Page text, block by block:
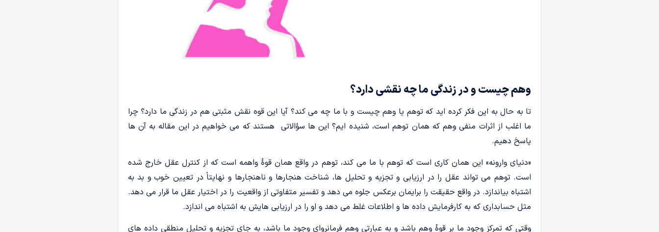
وهم چیست و در زندگی ما چه نقشی دارد؟
تا به حال به این فکر کرده اید که توهم یا وهم چیست و با ما چه می کند؟ آیا این قوه نقش مثبتی هم در زندگی ما دارد؟ چرا
ما اغلب از اثرات منفی وهم که همان توهم است، شنیده ایم؟ این ها سؤالاتی هستند که می خواهیم در این مقاله به آن ها
پاسخ دهیم.
«دنیای وارونه» این همان کاری است که توهم با ما می کند، توهم در واقع همان قوۀ واهمه است که از کنترل عقل خارج شده
است. توهم می تواند عقل را در ارزیابی و تجزیه و تحلیل ها، شناخت هنجارها و ناهنجارها و نهایتاً در تعیین خوب و بد به
اشتباه بیاندازد. در واقع حقیقت را برایمان برعکس جلوه می دهد و تفسیر متفاوتی از واقعیت را در اختیار عقل ما قرار می دهد.
مثل حسابداری که به کارفرمایش داده ها و اطلاعات غلط می دهد و او را در ارزیابی هایش به اشتباه می اندازد.
وقتی که تمرکز وجود ما بر قوۀ وهم باشد و به عبارتی وهم فرمانروای وجود ما باشد، به جای تجزیه و تحلیل منطقی داده های